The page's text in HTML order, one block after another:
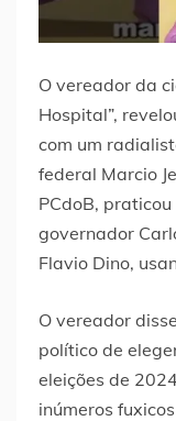
O vereador da
Hospital”,
com um
federal Marcio
PCdoB,
governador
Flavio Dino,
O vereador
político de
eleições de
inúmeros